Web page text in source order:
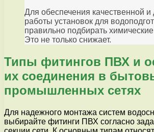
Для обеспечения качественной и
работы установок для
правильно подбирать
Это не только снижает.
Типы фитингов ПВХ и
их соединения в
промышленных сетях
Для надежного монтажа систем
выбирайте фитинги ПВХ согласно